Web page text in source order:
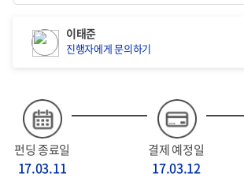
펀딩 종료일
17.03.11
결제 예정일
17.03.12
이태준
진행자에게 문의하기